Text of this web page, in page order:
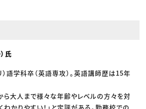
氏
語学科卒（英語専攻）。英語講師歴は15年
ら大人まで様々な年齢やレベルの方々を対